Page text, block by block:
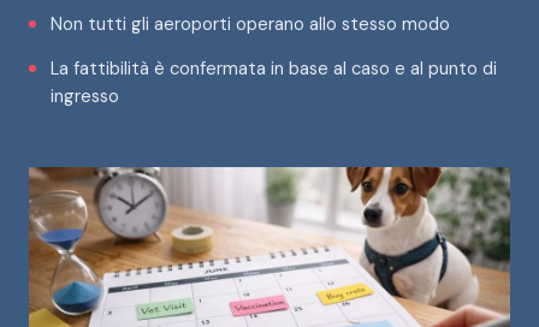
Non tutti gli aeroporti operano allo stesso modo
La fattibilità è confermata in base al caso e al punto di
ingresso